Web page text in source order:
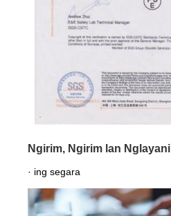
Ngirim, Ngirim lan Nglayani
· ing segara